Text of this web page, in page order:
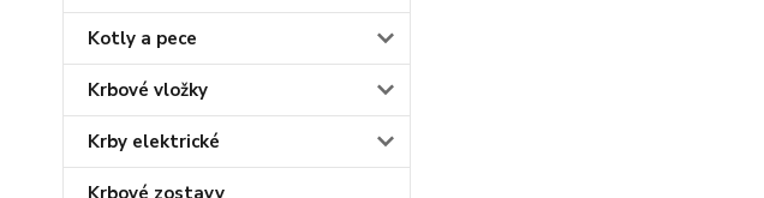
Kotly a pece
Krbové vložky
Krby elektrické
Krbové zostavy